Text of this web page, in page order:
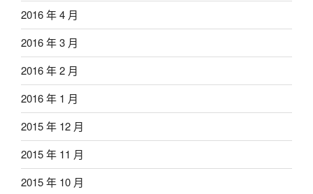
2016 年 4 月
2016 年 3 月
2016 年 2 月
2016 年 1 月
2015 年 12 月
2015 年 11 月
2015 年 10 月